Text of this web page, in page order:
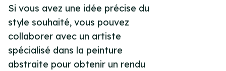
Si vous avez une idée précise du
style souhaité, vous pouvez
collaborer avec un artiste
spécialisé dans la peinture
abstraite pour obtenir un rendu